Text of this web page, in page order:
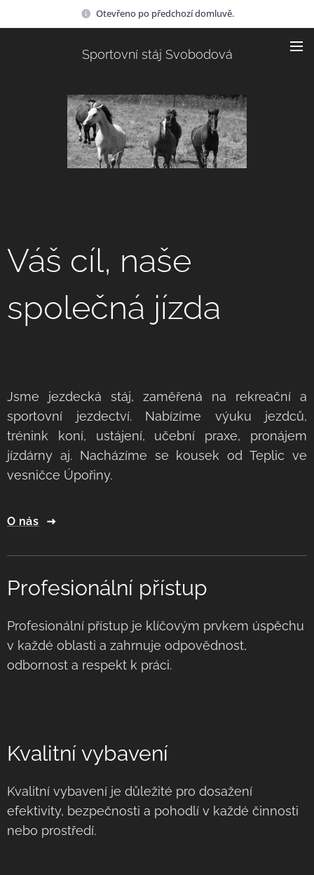
Otevřeno po předchozí domluvě.
Sportovní stáj Svobodová
Váš cíl, naše
společná jízda
Jsme jezdecká stáj, zaměřená na rekreační a
sportovní jezdectví. Nabízíme výuku jezdců,
trénink koní, ustájení, učební praxe, pronájem
jízdárny aj. Nacházíme se kousek od Teplic ve
vesničce Úpořiny.
O nás
Profesionální přístup
Profesionální přístup je klíčovým prvkem úspěchu
v každé oblasti a zahrnuje odpovědnost,
odbornost a respekt k práci.
Kvalitní vybavení
Kvalitní vybavení je důležité pro dosažení
efektivity, bezpečnosti a pohodlí v každé činnosti
nebo prostředí.